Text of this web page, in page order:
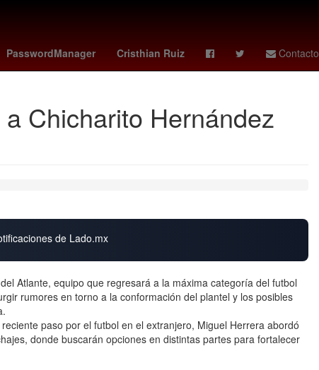
PasswordManager Cristhian Ruiz Contacto
de Béisbol Chile 4 de julio Denuncia Colombia
Chicharito Hernández
de Lado.mx
Atlante, equipo que regresará a la máxima categoría del futbol
rumores en torno a la conformación del plantel y los posibles
paso por el futbol en el extranjero, Miguel Herrera abordó
donde buscarán opciones en distintas partes para fortalecer